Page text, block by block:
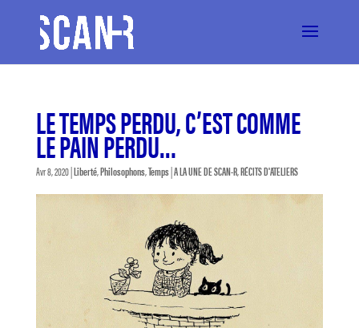
LE TEMPS PERDU, C’EST COMME
LE PAIN PERDU…
Avr 8, 2020|Liberté,Philosophons,Temps|A LA UNE DE SCAN-R,RÉCITS D'ATELIERS